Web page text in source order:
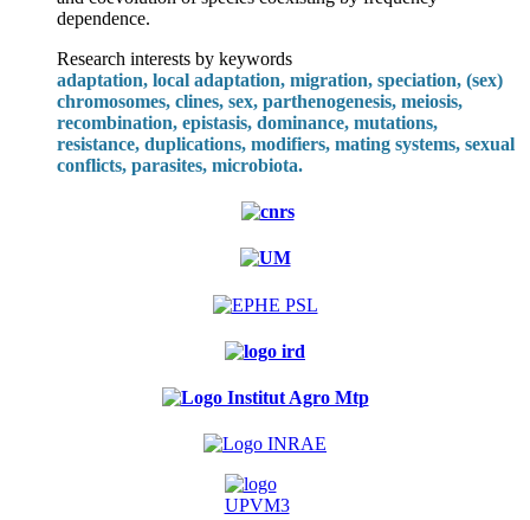
dependence.
Research interests by keywords
adaptation, local adaptation, migration, speciation, (sex)
chromosomes, clines, sex, parthenogenesis, meiosis,
recombination, epistasis, dominance, mutations,
resistance, duplications, modifiers, mating systems, sexual
conflicts, parasites, microbiota.